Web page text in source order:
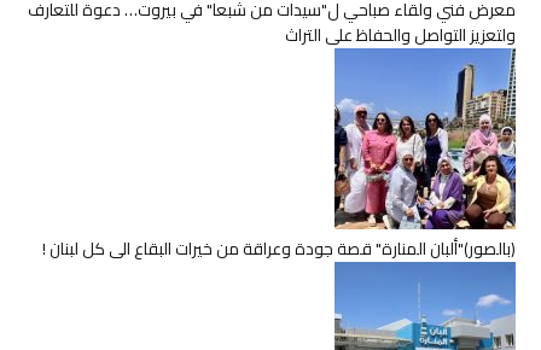
معرض فني ولقاء صباحي ل"سيدات من شبعا" في بيروت… دعوة للتعارف
ولتعزيز التواصل والحفاظ على التراث
(بالصور)"ألبان المنارة" قصة جودة وعراقة من خيرات البقاع الى كل لبنان !